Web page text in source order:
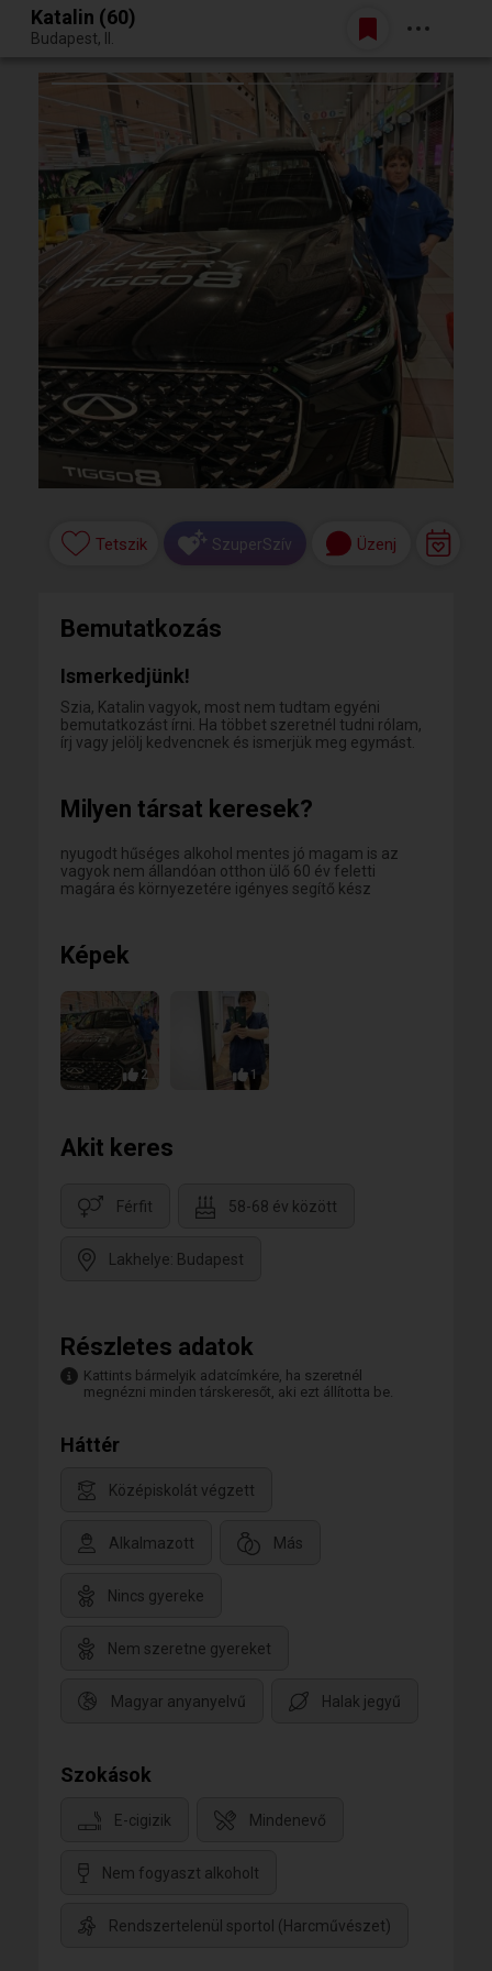
Egy jó randiból bármi lehet.
Belépés
Katalin (60)
Budapest, II.
Tetszik SzuperSzív Üzenj
Bemutatkozás
Ismerkedjünk!
Szia, Katalin vagyok, most nem tudtam egyéni
bemutatkozást írni. Ha többet szeretnél tudni rólam,
írj vagy jelölj kedvencnek és ismerjük meg egymást.
Milyen társat keresek?
nyugodt hűséges alkohol mentes jó magam is az
vagyok nem állandóan otthon ülő 60 év feletti
magára és környezetére igényes segítő kész
Képek
2 1
Akit keres
Férfit 58-68 év között
Lakhelye: Budapest
Részletes adatok
Kattints bármelyik adatcímkére, ha szeretnél
megnézni minden társkeresőt, aki ezt állította be.
Háttér
Középiskolát végzett
Alkalmazott Más
Nincs gyereke
Nem szeretne gyereket
Magyar anyanyelvű Halak jegyű
Szokások
E-cigizik Mindenevő
Nem fogyaszt alkoholt
Rendszertelenül sportol (Harcművészet)